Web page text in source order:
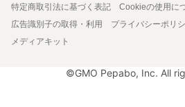
特定商取引法に基づく表記
Cookieの使用に
広告識別子の取得・利用
プライバシーポリ
メディアキット
©GMO Pepabo, Inc. All